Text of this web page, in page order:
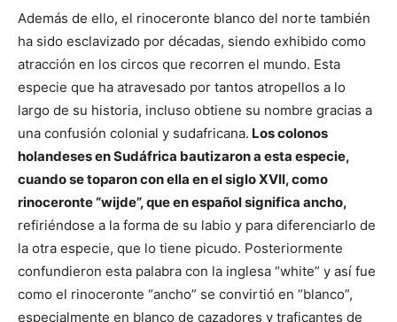
Además de ello, el rinoceronte blanco del norte también
ha sido esclavizado por décadas, siendo exhibido como
atracción en los circos que recorren el mundo. Esta
especie que ha atravesado por tantos atropellos a lo
largo de su historia, incluso obtiene su nombre gracias a
una confusión colonial y sudafricana. Los colonos
holandeses en Sudáfrica bautizaron a esta especie,
cuando se toparon con ella en el siglo XVII, como
rinoceronte “wijde”, que en español significa ancho,
refiriéndose a la forma de su labio y para diferenciarlo de
la otra especie, que lo tiene picudo. Posteriormente
confundieron esta palabra con la inglesa “white” y así fue
como el rinoceronte “ancho” se convirtió en “blanco”,
especialmente en blanco de cazadores y traficantes de